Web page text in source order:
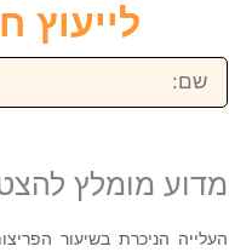
לייעוץ חינם
שם:
מדוע מומלץ
העלייה הניכרת בשיעור